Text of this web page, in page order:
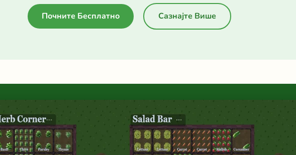
Почните Бесплатно Сазнајте Више